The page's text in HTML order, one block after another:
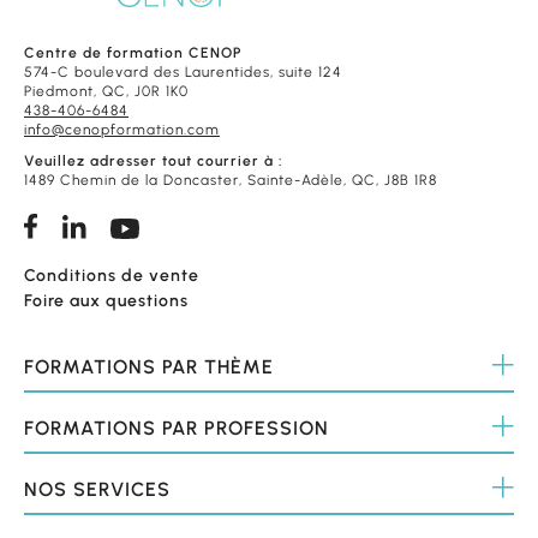
Centre de formation CENOP
574-C boulevard des Laurentides, suite 124
Piedmont, QC, J0R 1K0
438-406-6484
info@cenopformation.com
Veuillez adresser tout courrier à :
1489 Chemin de la Doncaster, Sainte-Adèle, QC, J8B 1R8
Conditions de vente
Foire aux questions
FORMATIONS PAR THÈME
FORMATIONS PAR PROFESSION
NOS SERVICES